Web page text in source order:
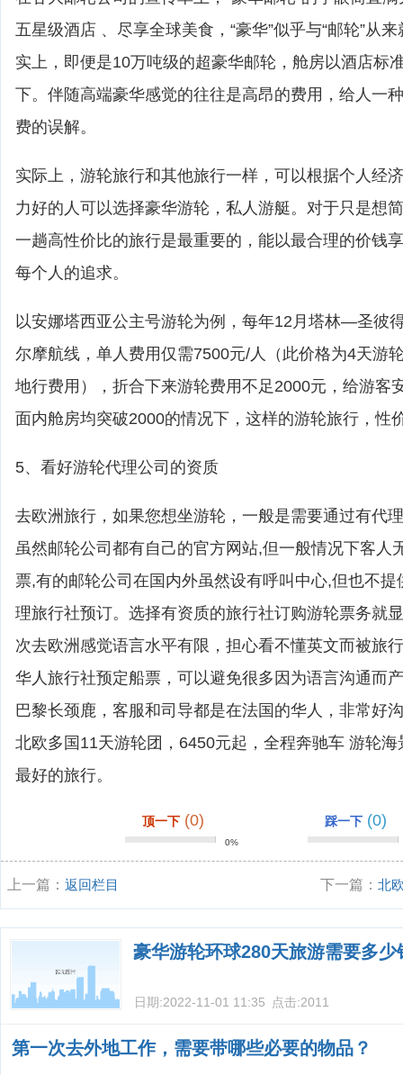
五星级酒店 、尽享全球美食，“豪华”似乎与“邮轮”从
实上，即便是10万吨级的超豪华邮轮，舱房以酒店标
下。伴随高端豪华感觉的往往是高昂的费用，给人一
费的误解。
实际上，游轮旅行和其他旅行一样，可以根据个人经
力好的人可以选择豪华游轮，私人游艇。对于只是想
一趟高性价比的旅行是最重要的，能以最合理的价钱
每个人的追求。
以安娜塔西亚公主号游轮为例，每年12月塔林—圣
尔摩航线，单人费用仅需7500元/人（此价格为4天游
地行费用），折合下来游轮费用不足2000元，给游客
面内舱房均突破2000的情况下，这样的游轮旅行，性
5、看好游轮代理公司的资质
去欧洲旅行，如果您想坐游轮，一般是需要通过有代
虽然邮轮公司都有自己的官方网站,但一般情况下客人
票,有的邮轮公司在国内外虽然设有呼叫中心,但也不
理旅行社预订。选择有资质的旅行社订购游轮票务就
次去欧洲感觉语言水平有限，担心看不懂英文而被旅
华人旅行社预定船票，可以避免很多因为语言沟通而
巴黎长颈鹿，客服和司导都是在法国的华人，非常好
北欧多国11天游轮团，6450元起，全程奔驰车 游轮
最好的旅行。
顶一下 (0)
0%
踩一下 (0)
上一篇： 返回栏目 下一篇：北
豪华游轮环球280天旅游需要多少
日期:2022-11-01 11:35 点击:2011
第一次去外地工作，需要带哪些必要的物品？